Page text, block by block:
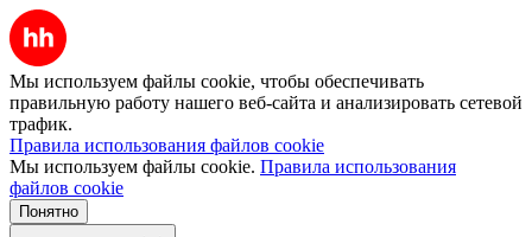
Мы используем файлы cookie, чтобы обеспечивать
правильную работу нашего веб-сайта и анализировать сетевой
трафик.
Правила использования файлов cookie
Мы используем файлы cookie. Правила использования
файлов cookie
Понятно